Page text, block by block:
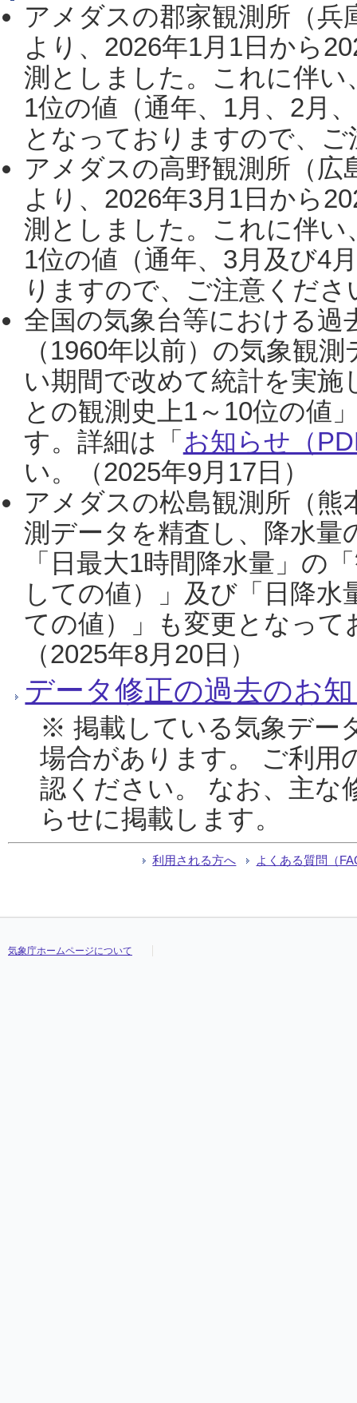
アメダスの郡家観測所（
より、2026年1月1日から
測としました。これに伴い
1位の値（通年、1月、2月
となっておりますので、
アメダスの高野観測所（
より、2026年3月1日から
測としました。これに伴い
1位の値（通年、3月及び4
りますので、ご注意くだ
全国の気象台等における過
（1960年以前）の気象観
い期間で改めて統計を実
との観測史上1～10位の値
す。詳細は「 お知らせ（
い。（2025年9月17日）
アメダスの松島観測所（熊
測データを精査し、降水
「日最大1時間降水量」の
しての値）」及び「日降
ての値）」も変更となっ
（2025年8月20日）
データ修正の過去のお
※ 掲載している気象デー
場合があります。 ご利用
認ください。 なお、主な
らせに掲載します。
利用される方へ よくある質問（
気象庁ホームページについて